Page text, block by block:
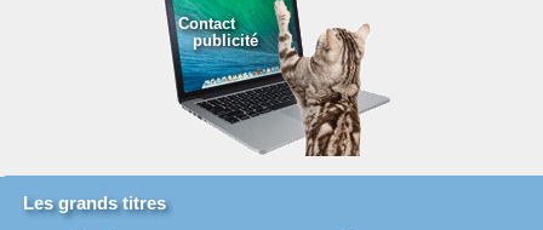
Contact
publicité
Les grands titres